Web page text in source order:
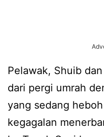
Pelawak, Shuib
dari pergi umrah
yang sedang
kegagalan